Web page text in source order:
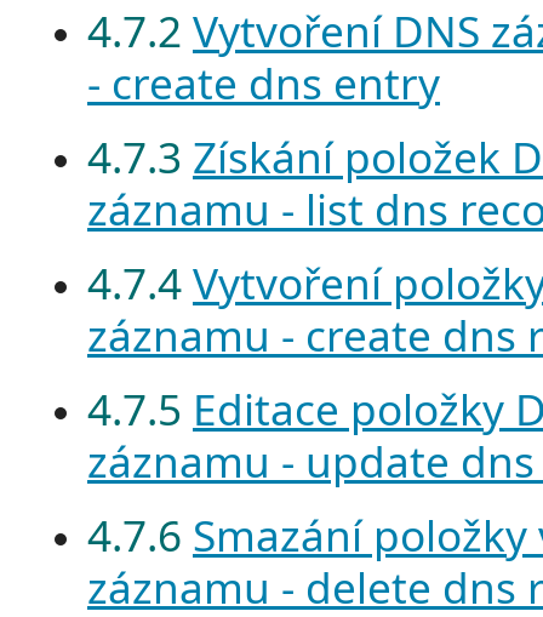
4.7.2 Vytvoření DNS
- create dns entry
4.7.3 Získání položek
záznamu - list dns
4.7.4Vytvoření
záznamu - create dns
4.7.5 Editace položky
záznamu - update
4.7.6 Smazání položky
záznamu - delete dns